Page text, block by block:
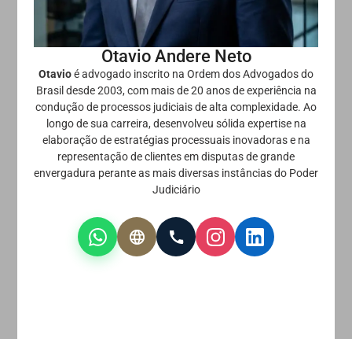
Otavio Andere Neto
Otavioé advogado inscrito na Ordem dos Advogados do
Brasil desde 2003, com mais de 20 anos de experiência na
condução de processos judiciais de alta complexidade. Ao
longo de sua carreira, desenvolveu sólida expertise na
elaboração de estratégias processuais inovadoras e na
representação de clientes em disputas de grande
envergadura perante as mais diversas instâncias do Poder
Judiciário